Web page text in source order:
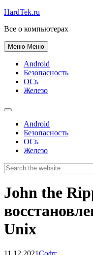
HardTek.ru
Все о компьютерах
Меню Меню
Android
Безопасность
ОСь
Железо
Android
Безопасность
ОСь
Железо
John the
Unix
11.12.2021Софт